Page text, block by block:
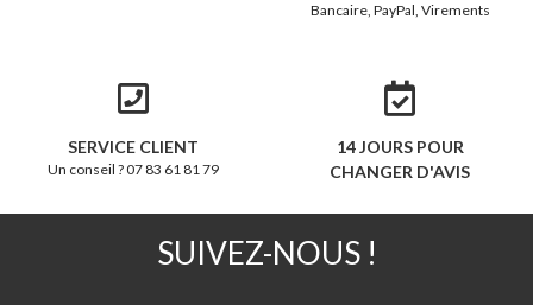
Bancaire, PayPal, Virements
SERVICE CLIENT
Un conseil ? 07 83 61 81 79
14 JOURS POUR
CHANGER D'AVIS
SUIVEZ-NOUS !